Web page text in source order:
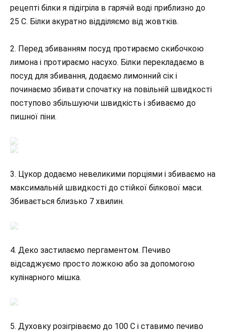
рецепті білки я підігріла в гарячій воді приблизно до
25 С. Білки акуратно відділяємо від жовтків.
2. Перед збиванням посуд протираємо скибочкою
лимона і протираємо насухо. Білки перекладаємо в
посуд для збивання, додаємо лимонний сік і
починаємо збивати спочатку на повільній швидкості
поступово збільшуючи швидкість і збиваємо до
пишної піни.
3. Цукор додаємо невеликими порціями і збиваємо на
максимальній швидкості до стійкої білкової маси.
Збивається близько 7 хвилин.
4. Деко застилаємо пергаментом. Печиво
відсаджуємо просто ложкою або за допомогою
кулінарного мішка.
5. Духовку розігріваємо до 100 С і ставимо печиво